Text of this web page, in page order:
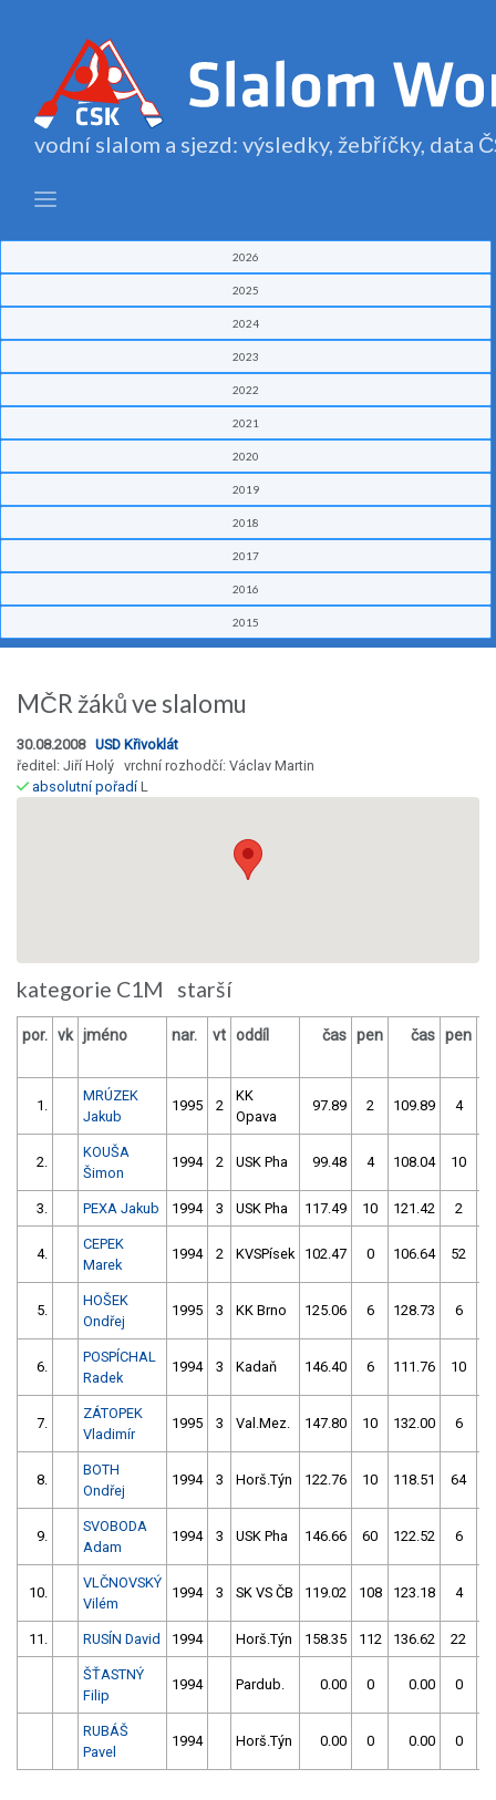
vodní slalom a sjezd: výsledky, žebříčky, data
2026
2025
2024
2023
2022
2021
2020
2019
2018
2017
2016
2015
MČR žáků ve slalomu
30.08.2008 USD Křivoklát
ředitel: Jiří Holý vrchní rozhodčí: Václav Martin
absolutní pořadíL
kategorie C1M starší
por. vk jméno nar. vt oddíl čas pen čas pen
1.
MRÚZEK
Jakub
1995 2
KK
Opava
97.89 2 109.89 4
2.
KOUŠA
Šimon
1994 2 USK Pha 99.48 4 108.04 10
3. PEXA Jakub 1994 3 USK Pha 117.49 10 121.42 2
4.
CEPEK
Marek
1994 2 KVSPísek 102.47 0 106.64 52
5.
HOŠEK
Ondřej
1995 3 KK Brno 125.06 6 128.73 6
6.
POSPÍCHAL
Radek
1994 3 Kadaň 146.40 6 111.76 10
7.
ZÁTOPEK
Vladimír
1995 3 Val.Mez. 147.80 10 132.00 6
8.
BOTH
Ondřej
1994 3 Horš.Týn 122.76 10 118.51 64
9.
SVOBODA
Adam
1994 3 USK Pha 146.66 60 122.52 6
10.
VLČNOVSKÝ
Vilém
1994 3 SK VS ČB 119.02 108 123.18 4
11. RUSÍN David 1994 Horš.Týn 158.35 112 136.62 22
ŠŤASTNÝ
Filip
1994 Pardub. 0.00 0 0.00 0
RUBÁŠ
Pavel
1994 Horš.Týn 0.00 0 0.00 0